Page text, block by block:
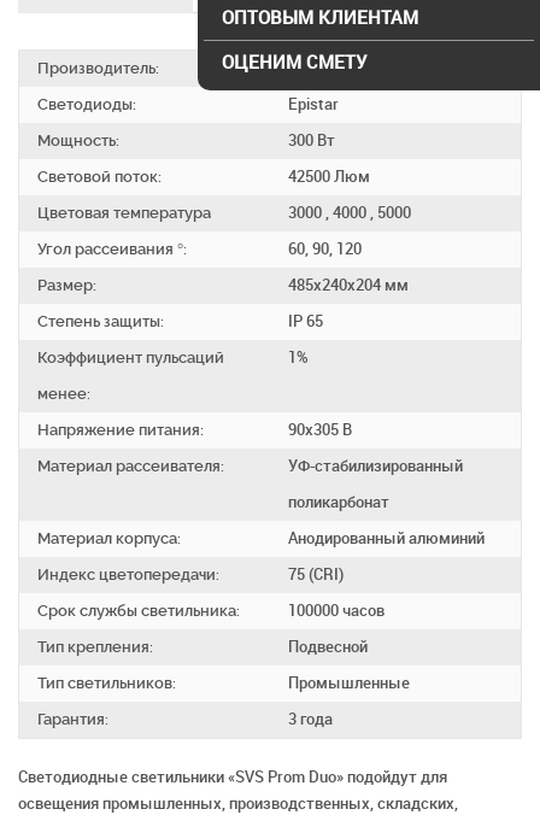
Производитель:
SVS electro
Светодиоды:
Epistar
Мощность:
300 Вт
Световой поток:
42500 Люм
Цветовая температура
3000 , 4000 , 5000
Угол рассеивания °:
60, 90, 120
Размер:
485x240x204 мм
Степень защиты:
IP 65
Коэффициент пульсаций
менее:
1%
Напряжение питания:
90х305 В
Материал рассеивателя:
УФ-стабилизированный
поликарбонат
Материал корпуса:
Анодированный алюминий
Индекс цветопередачи:
75 (CRI)
Срок службы светильника:
100000 часов
Тип крепления:
Подвесной
Тип светильников:
Промышленные
Гарантия:
3 года
Светодиодные светильники «SVS Prom Duo» подойдут для
освещения промышленных, производственных, складских,
ОПТОВЫМ КЛИЕНТАМ
ОЦЕНИМ СМЕТУ